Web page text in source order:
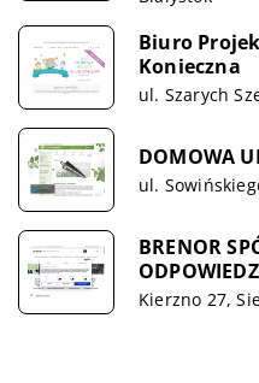
Biuro
Konieczna
ul. Szarych
DOMOWA
ul.
BRENOR
Kierzno 27,